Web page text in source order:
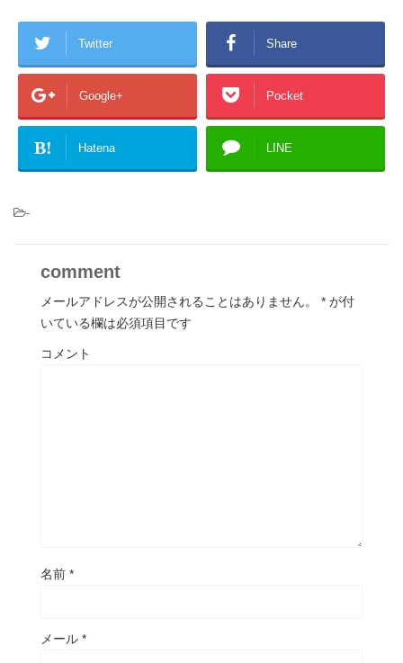
Twitter Share
Google+ Pocket
B! Hatena LINE
-
comment
メールアドレスが公開されることはありません。 * が付
いている欄は必須項目です
コメント
名前 *
メール *